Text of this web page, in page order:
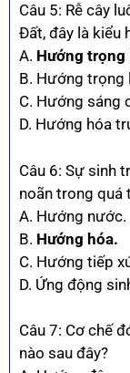
Câu 5: Rễ cây
Đất, đây là kiểu
A. Hướng
B. Hướng trọng
C. Hướng sáng
D. Hướng hóa
Câu 6: Sự sinh
noãn trong quá
A. Hướng nước.
B. Hướng hóa.
C. Hướng tiếp
D. Ứng động
Câu 7: Cơ chế
nào sau đây?